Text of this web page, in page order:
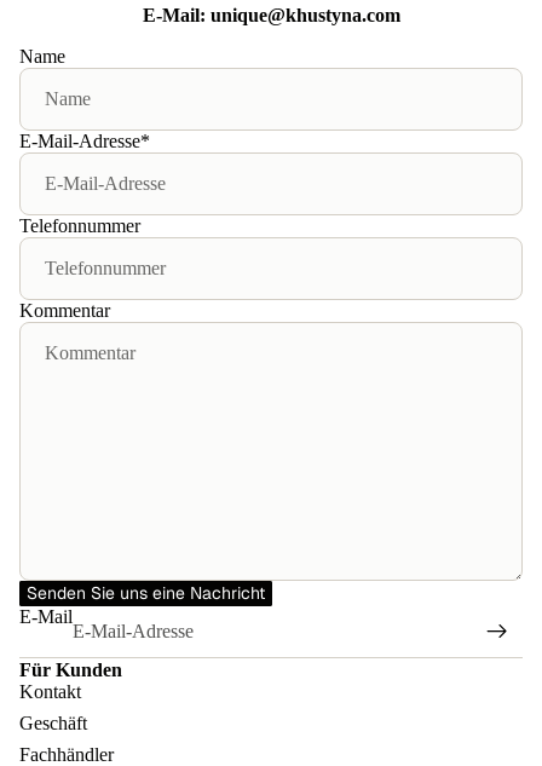
E-Mail: unique@khustyna.com
Name
E-Mail-Adresse*
Telefonnummer
Kommentar
Senden Sie uns eine Nachricht
E-Mail
Für Kunden
Kontakt
Geschäft
Fachhändler